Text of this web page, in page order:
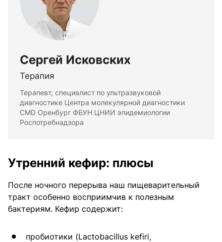
Сергей Исковских
Терапия
Терапевт, специалист по ультразвуковой
диагностике Центра молекулярной диагностики
CMD Оренбург ФБУН ЦНИИ эпидемиологии
Роспотребнадзора
Утренний кефир: плюсы
После ночного перерыва наш пищеварительный
тракт особенно восприимчив к полезным
бактериям. Кефир содержит:
пробиотики (Lactobacillus kefiri,